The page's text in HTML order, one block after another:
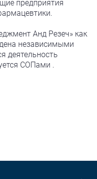
предприятия
Анд Резеч» как
независимыми
деятельность
СОПами .